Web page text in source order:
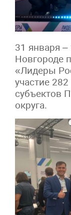
31 января
Новгороде
«Лидеры
участие
субъектов
округа.